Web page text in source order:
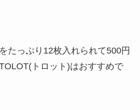
たっぷり12枚入れられて500円
トロット)はおすすめで